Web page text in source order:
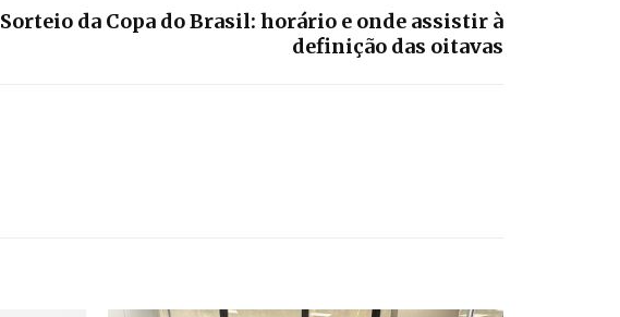
Sorteio da Copa do Brasil: horário e onde assistir à
definição das oitavas